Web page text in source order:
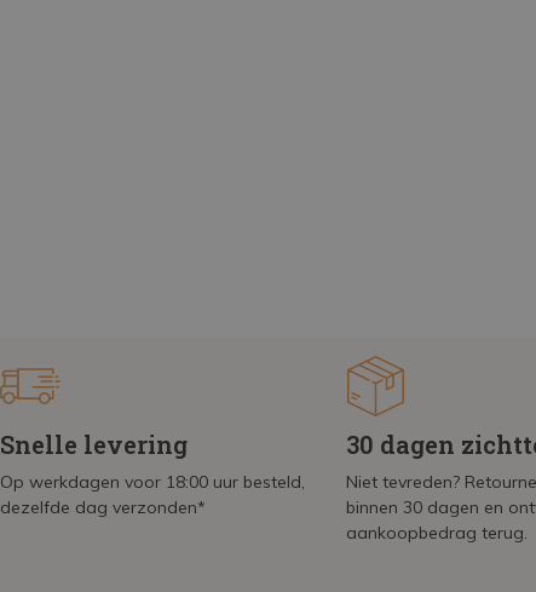
Snelle levering
Op werkdagen voor 18:00 uur besteld,
dezelfde dag verzonden*
30 dagen
Niet tevreden?
binnen 30 dagen en
aankoopbedrag terug.